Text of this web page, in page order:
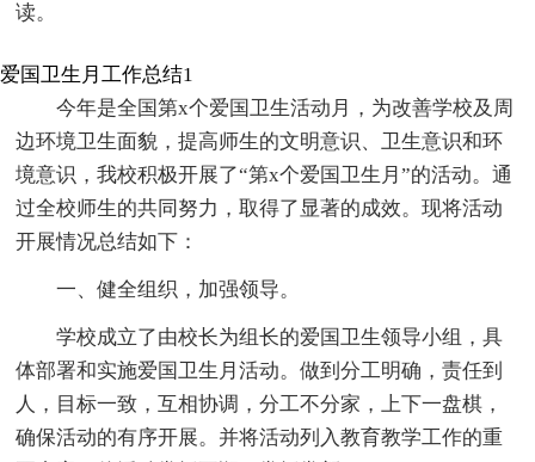
读。
爱国卫生月工作总结1
今年是全国第x个爱国卫生活动月，为改善学校及周
边环境卫生面貌，提高师生的文明意识、卫生意识和环
境意识，我校积极开展了“第x个爱国卫生月”的活动。通
过全校师生的共同努力，取得了显著的成效。现将活动
开展情况总结如下：
一、健全组织，加强领导。
学校成立了由校长为组长的爱国卫生领导小组，具
体部署和实施爱国卫生月活动。做到分工明确，责任到
人，目标一致，互相协调，分工不分家，上下一盘棋，
确保活动的有序开展。并将活动列入教育教学工作的重